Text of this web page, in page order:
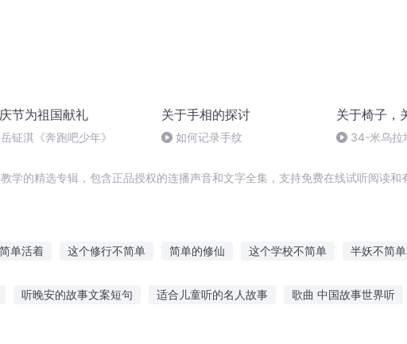
节为祖国献礼
岳钲淇《奔跑吧少年》
关于手相的探讨
如何记录手纹
关于椅子，
34-米乌拉
学的精选专辑，包含正品授权的连播声音和文字全集，支持免费在线试听阅读和
简单活着 这个修行不简单 简单的修仙 这个学校不简单 半妖不简单
听晚安的故事文案短句 适合儿童听的名人故事 歌曲 中国故事世界听